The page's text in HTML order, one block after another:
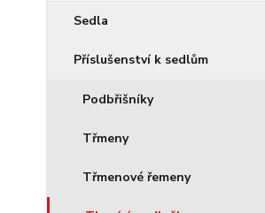
Sedla
Příslušenství k sedlům
Podbřišníky
Třmeny
Třmenové řemeny